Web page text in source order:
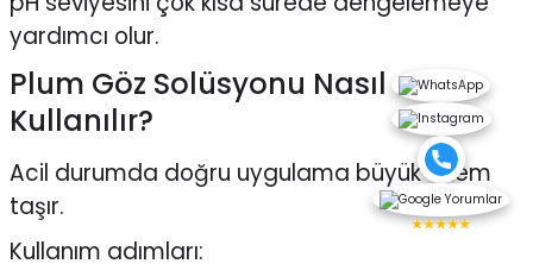
yardımcı olur.
Plum Göz Solüsyonu Nasıl
Kullanılır?
Acil durumda doğru uygulama büyük önem
taşır.
Kullanım adımları:
★★★★★